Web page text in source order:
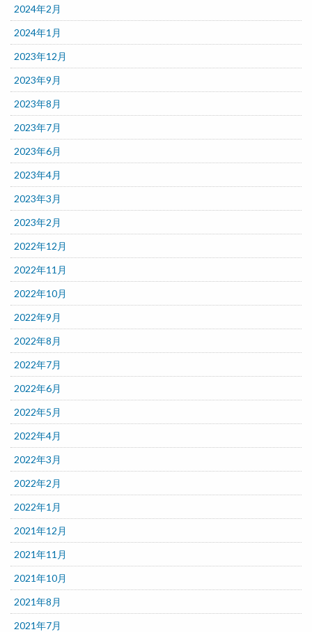
2024年2月
2024年1月
2023年12月
2023年9月
2023年8月
2023年7月
2023年6月
2023年4月
2023年3月
2023年2月
2022年12月
2022年11月
2022年10月
2022年9月
2022年8月
2022年7月
2022年6月
2022年5月
2022年4月
2022年3月
2022年2月
2022年1月
2021年12月
2021年11月
2021年10月
2021年8月
2021年7月